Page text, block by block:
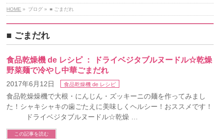
HOME » ブログ » ■ ごまだれ
■ ごまだれ
食品乾燥機 de レシピ ： ドライベジタブルヌードル☆乾燥
野菜麺で冷やし中華ごまだれ
2017年6月12日 食品乾燥機 de レシピ
食品乾燥燥機で大根・にんじん・ズッキーニの麺を作ってみまし
た！シャキシャキの歯ごたえに美味しくヘルシー！おススメです！
ドライベジタブルヌードル☆乾燥 …
この記事を読む